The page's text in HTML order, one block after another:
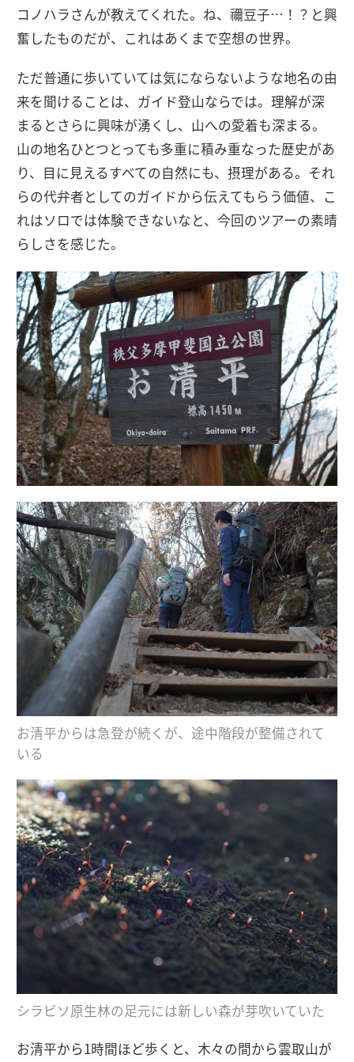
コノハラさんが教えてくれた。ね、禰豆子…！？と興
奮したものだが、これはあくまで空想の世界。
ただ普通に歩いていては気にならないような地名の由
来を聞けることは、ガイド登山ならでは。理解が深
まるとさらに興味が湧くし、山への愛着も深まる。
山の地名ひとつとっても多重に積み重なった歴史があ
り、目に見えるすべての自然にも、摂理がある。それ
らの代弁者としてのガイドから伝えてもらう価値、こ
れはソロでは体験できないなと、今回のツアーの素晴
らしさを感じた。
お清平からは急登が続くが、途中階段が整備されて
いる
シラビソ原生林の足元には新しい森が芽吹いていた
お清平から1時間ほど歩くと、木々の間から雲取山が